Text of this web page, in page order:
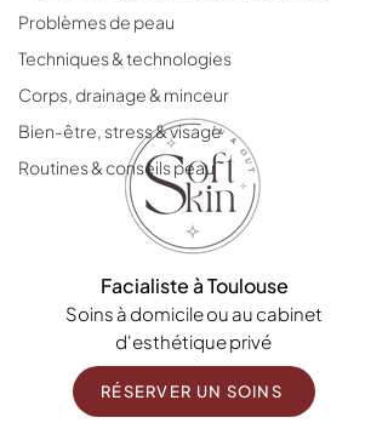
Problèmes de peau
Techniques & technologies
Corps, drainage & minceur
Bien-être, stress & visage
Routines & conseils peau
Facialiste à Toulouse
Soins à domicile ou au cabinet
d'esthétique privé
RÉSERVER UN SOINS